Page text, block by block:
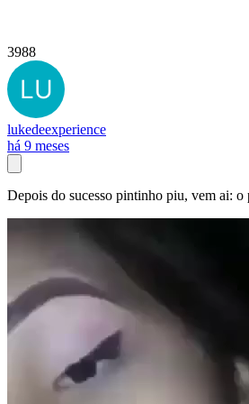
3988
lukedeexperience
há 9 meses
Depois do sucesso pintinho piu, vem ai: